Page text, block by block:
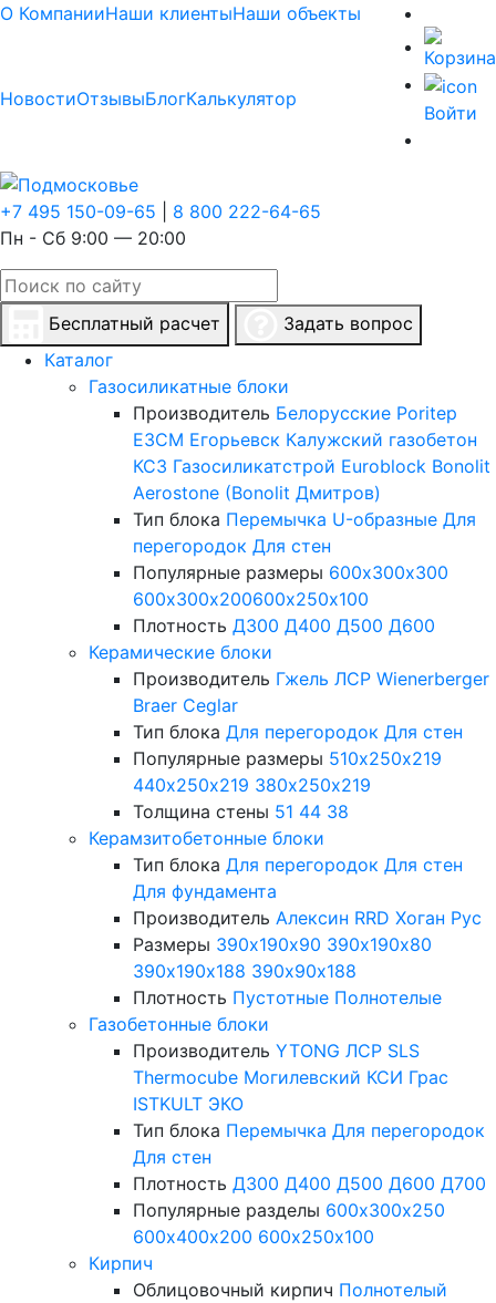
О КомпанииНаши клиентыНаши объекты
НовостиОтзывыБлогКалькулятор
Войти
+7 495 150-09-65
8 800 222-64-65
Пн - Сб 9:00 — 20:00
Бесплатный расчет
Задать вопрос
Каталог
Газосиликатные блоки
Производитель Белорусские Poritep
ЕЗСМ Егорьевск Калужский газобетон
КСЗ Газосиликатстрой Euroblock Bonolit
Aerostone (Bonolit Дмитров)
Тип блока Перемычка U-образные Для
перегородок Для стен
Популярные размеры 600х300х300
600х300х200600х250х100
Плотность Д300 Д400 Д500 Д600
Керамические блоки
Производитель Гжель ЛСР Wienerberger
Braer Ceglar
Тип блока Для перегородок Для стен
Популярные размеры 510х250х219
440х250х219 380х250х219
Толщина стены 51 44 38
Керамзитобетонные блоки
Тип блока Для перегородок Для стен
Для фундамента
Производитель Алексин RRD Хоган Рус
Размеры 390х190х90 390х190х80
390х190х188 390х90х188
Плотность Пустотные Полнотелые
Газобетонные блоки
Производитель YTONG ЛСР SLS
Thermocube Могилевский КСИ Грас
ISTKULT ЭКО
Тип блока Перемычка Для перегородок
Для стен
Плотность Д300 Д400 Д500 Д600 Д700
Популярные разделы 600х300х250
600х400х200 600х250х100
Кирпич
Облицовочный кирпич Полнотелый